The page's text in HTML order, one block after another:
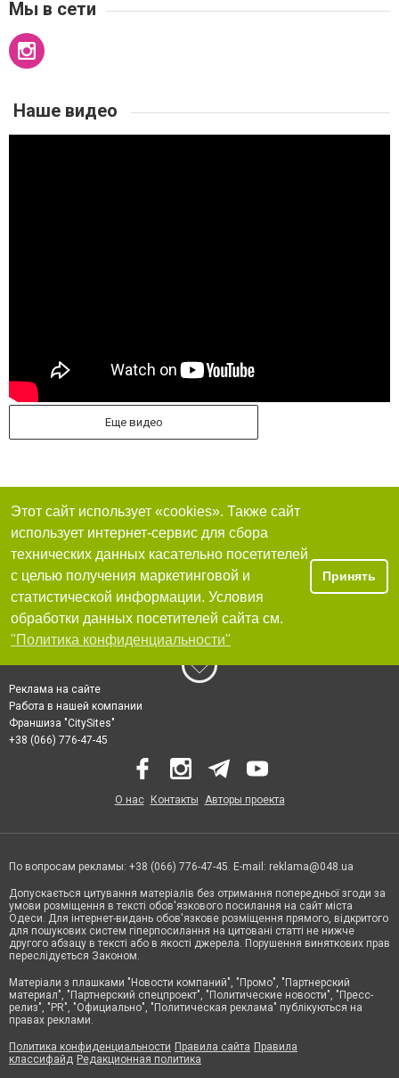
Мы в сети
Наше видео
Еще видео
Этот сайт использует «cookies». Также сайт
использует интернет-сервис для сбора
технических данных касательно посетителей
с целью получения маркетинговой и
статистической информации. Условия
обработки данных посетителей сайта см.
"Политика конфиденциальности"
Принять
Реклама на сайте
Работа в нашей компании
Франшиза "CitySites"
+38 (066) 776-47-45
О нас Контакты Авторы проекта
По вопросам рекламы: +38 (066) 776-47-45. E-mail: reklama@048.ua
Допускається цитування матеріалів без отримання попередньої згоди за
умови розміщення в тексті обов'язкового посилання на сайт міста
Одеси. Для інтернет-видань обов'язкове розміщення прямого, відкритого
для пошукових систем гіперпосилання на цитовані статті не нижче
другого абзацу в тексті або в якості джерела. Порушення виняткових прав
переслідується Законом.
Матеріали з плашками "Новости компаний", "Промо", "Партнерский
материал", "Партнерский спецпроект", "Политические новости", "Пресс-
релиз", "PR", "Официально", "Политическая реклама" публікуються на
правах реклами.
Политика конфиденциальности Правила сайта Правила
классифайд Редакционная политика